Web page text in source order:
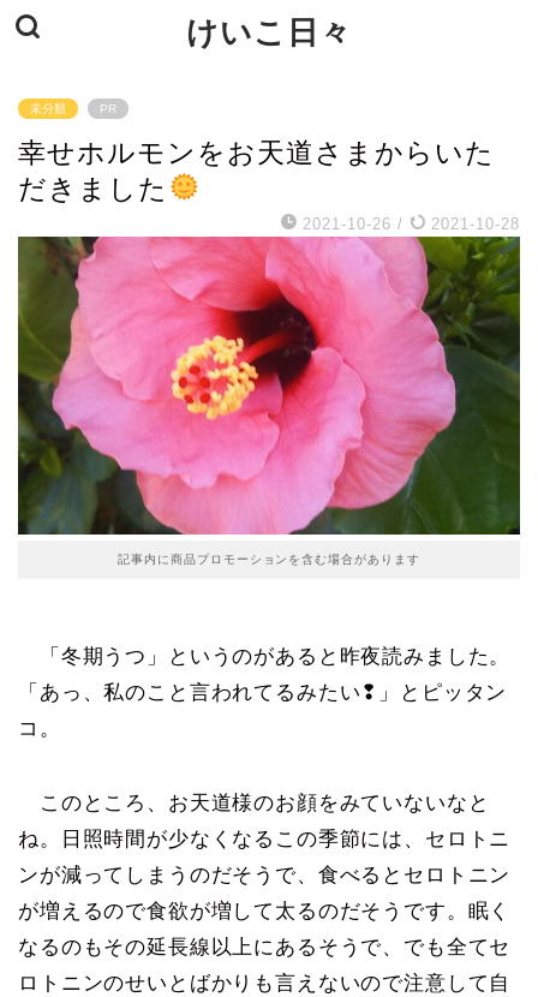
けいこ日々
未分類 PR
幸せホルモンをお天道さまからいた
だきました
2021-10-26 / 2021-10-28
記事内に商品プロモーションを含む場合があります
「冬期うつ」というのがあると昨夜読みました。
「あっ、私のこと言われてるみたい❢」とピッタン
コ。
このところ、お天道様のお顔をみていないなと
ね。日照時間が少なくなるこの季節には、セロトニ
ンが減ってしまうのだそうで、食べるとセロトニン
が増えるので食欲が増して太るのだそうです。眠く
なるのもその延長線以上にあるそうで、でも全てセ
ロトニンのせいとばかりも言えないので注意して自